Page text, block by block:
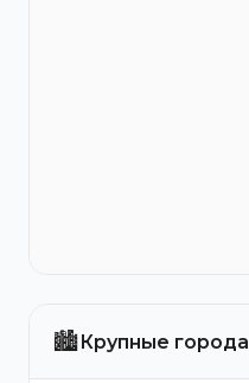
🏙️Крупные города